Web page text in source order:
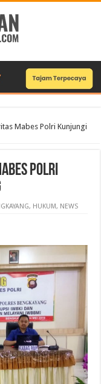
Mabes Polri Kunjungi
Polri
, HUKUM, NEWS